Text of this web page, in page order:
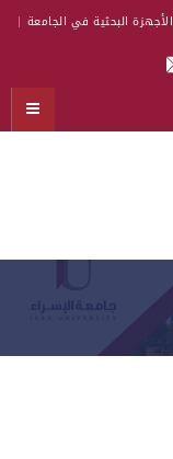
الأجهزة البحثية في الجامعة